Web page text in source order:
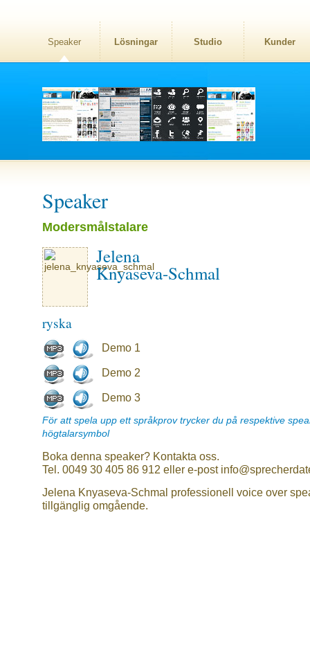
Speaker Lösningar Studio Kunder
Speaker
Modersmålstalare
Jelena
Knyaseva-Schmal
ryska
Demo 1
Demo 2
Demo 3
För att spela upp ett språkprov trycker du på respektive
högtalarsymbol
Boka denna speaker? Kontakta oss.
Tel. 0049 30 405 86 912 eller e-post
Jelena Knyaseva-Schmal professionell voice over
tillgänglig omgående.